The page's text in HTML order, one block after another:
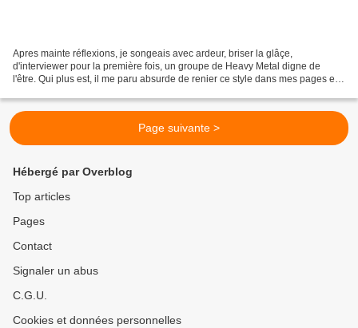
Apres mainte réflexions, je songeais avec ardeur, briser la glâçe,
d'interviewer pour la première fois, un groupe de Heavy Metal digne de
l'être. Qui plus est, il me paru absurde de renier ce style dans mes pages et
Page suivante >
Hébergé par Overblog
Top articles
Pages
Contact
Signaler un abus
C.G.U.
Cookies et données personnelles